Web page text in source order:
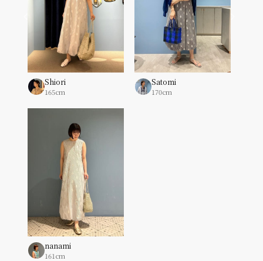
Shiori
165cm
Satomi
170cm
nanami
161cm